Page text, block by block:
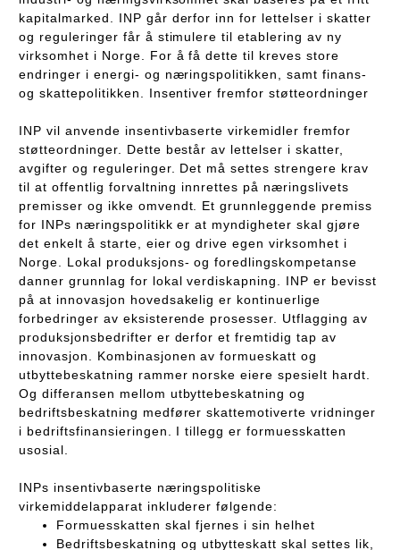
kapitalmarked. INP går derfor inn for lettelser i skatter
og reguleringer får å stimulere til etablering av ny
virksomhet i Norge. For å få dette til kreves store
endringer i energi- og næringspolitikken, samt finans-
og skattepolitikken. Insentiver fremfor støtteordninger
INP vil anvende insentivbaserte virkemidler fremfor
støtteordninger. Dette består av lettelser i skatter,
avgifter og reguleringer. Det må settes strengere krav
til at offentlig forvaltning innrettes på næringslivets
premisser og ikke omvendt. Et grunnleggende premiss
for INPs næringspolitikk er at myndigheter skal gjøre
det enkelt å starte, eier og drive egen virksomhet i
Norge. Lokal produksjons- og foredlingskompetanse
danner grunnlag for lokal verdiskapning. INP er bevisst
på at innovasjon hovedsakelig er kontinuerlige
forbedringer av eksisterende prosesser. Utflagging av
produksjonsbedrifter er derfor et fremtidig tap av
innovasjon. Kombinasjonen av formueskatt og
utbyttebeskatning rammer norske eiere spesielt hardt.
Og differansen mellom utbyttebeskatning og
bedriftsbeskatning medfører skattemotiverte vridninger
i bedriftsfinansieringen. I tillegg er formuesskatten
usosial.
INPs insentivbaserte næringspolitiske
virkemiddelapparat inkluderer følgende:
Formuesskatten skal fjernes i sin helhet
Bedriftsbeskatning og utbytteskatt skal settes lik,